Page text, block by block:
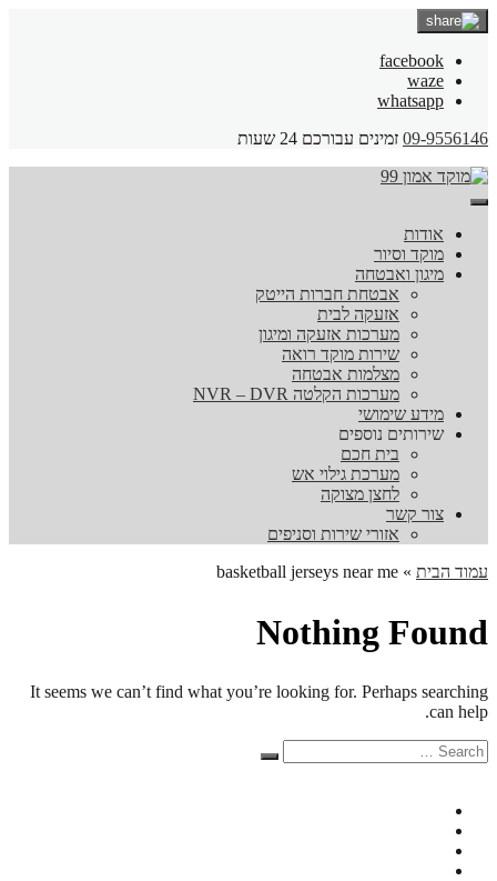
facebook
waze
whatsapp
09-9556146 זמינים עבורכם 24 שעות
אודות
מוקד וסיור
מיגון ואבטחה
אבטחת חברות הייטק
אזעקה לבית
מערכות אזעקה ומיגון
שירות מוקד רואה
מצלמות אבטחה
מערכות הקלטה NVR – DVR
מידע שימושי
שירותים נוספים
בית חכם
מערכת גילוי אש
לחצן מצוקה
צור קשר
אזורי שירות וסניפים
עמוד הבית »
basketball jerseys near me
Nothing Found
It seems we can’t find what you’re looking for. Perhaps searching
can help.
Search
for:
Search